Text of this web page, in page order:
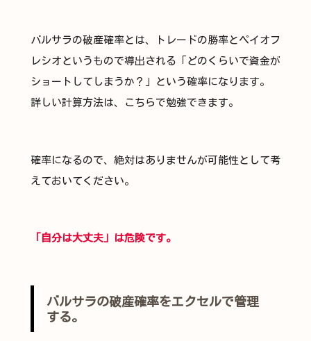
バルサラの破産確率とは、トレードの勝率とペイオフ
レシオというもので導出される「どのくらいで資金が
ショートしてしまうか？」という確率になります。
詳しい計算方法は、こちらで勉強できます。
確率になるので、絶対はありませんが可能性として考
えておいてください。
「自分は大丈夫」は危険です。
バルサラの破産確率をエクセルで管理
する。